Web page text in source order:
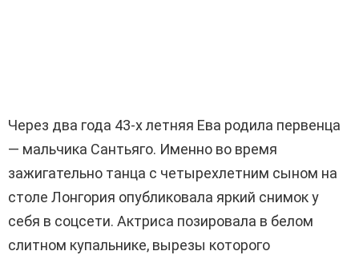
Через два года 43-х летняя Ева родила первенца
— мальчика Сантьяго. Именно во время
зажигательно танца с четырехлетним сыном на
столе Лонгория опубликовала яркий снимок у
себя в соцсети. Актриса позировала в белом
слитном купальнике, вырезы которого